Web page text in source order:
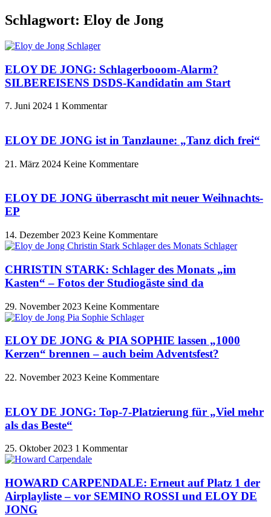
Schlagwort: Eloy de Jong
ELOY DE JONG: Schlagerbooom-Alarm?
SILBEREISENS DSDS-Kandidatin am Start
7. Juni 2024 1 Kommentar
ELOY DE JONG ist in Tanzlaune: „Tanz dich frei“
21. März 2024 Keine Kommentare
ELOY DE JONG überrascht mit neuer Weihnachts-
EP
14. Dezember 2023 Keine Kommentare
CHRISTIN STARK: Schlager des Monats „im
Kasten“ – Fotos der Studiogäste sind da
29. November 2023 Keine Kommentare
ELOY DE JONG & PIA SOPHIE lassen „1000
Kerzen“ brennen – auch beim Adventsfest?
22. November 2023 Keine Kommentare
ELOY DE JONG: Top-7-Platzierung für „Viel mehr
als das Beste“
25. Oktober 2023 1 Kommentar
HOWARD CARPENDALE: Erneut auf Platz 1 der
Airplayliste – vor SEMINO ROSSI und ELOY DE
JONG